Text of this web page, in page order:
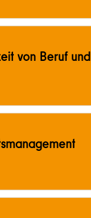
von Beruf und